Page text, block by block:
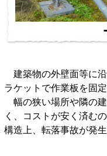
建築物の外壁面等に
ラケットで作業板を固
幅の狭い場所や隣の
く、コストが安く済む
構造上、転落事故が発